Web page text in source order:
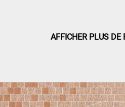
AFFICHER PLUS DE